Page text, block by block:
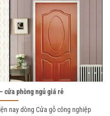
cửa phòng ngủ giá rẻ
nay dòng Cửa gỗ công nghiệp